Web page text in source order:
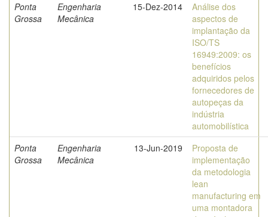
Ponta
Grossa
Engenharia
Mecânica
15-Dez-2014
Análise dos
aspectos de
implantação da
ISO/TS
16949:2009: os
benefícios
adquiridos pelos
fornecedores de
autopeças da
indústria
automobilística
Ponta
Grossa
Engenharia
Mecânica
13-Jun-2019
Proposta de
implementação
da metodologia
lean
manufacturing em
uma montadora